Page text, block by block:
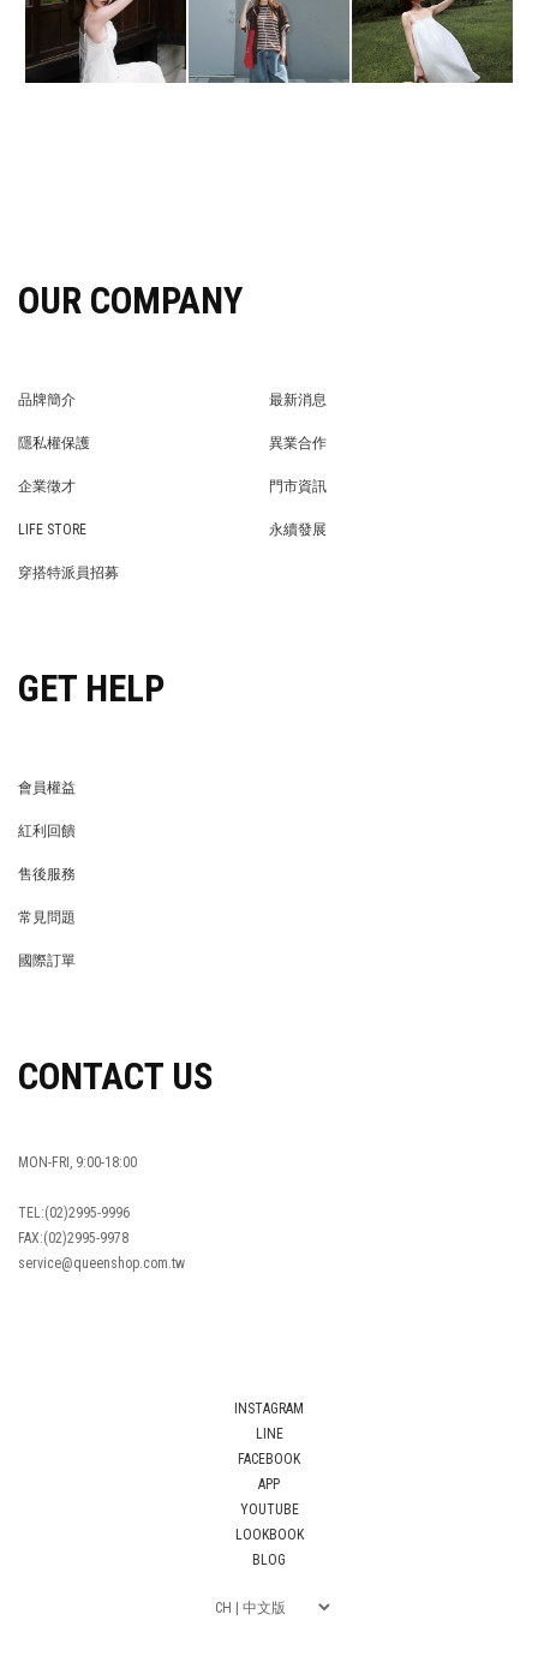
OUR COMPANY
品牌簡介
最新消息
隱私權保護
異業合作
企業徵才
門市資訊
LIFE STORE
永續發展
穿搭特派員招募
GET HELP
會員權益
紅利回饋
售後服務
常見問題
國際訂單
CONTACT US
MON-FRI, 9:00-18:00
TEL:(02)2995-9996
FAX:(02)2995-9978
service@queenshop.com.tw
INSTAGRAM
LINE
FACEBOOK
APP
YOUTUBE
LOOKBOOK
BLOG